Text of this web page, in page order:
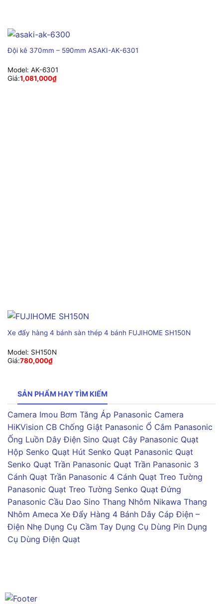
Đội kê 370mm – 590mm ASAKI-AK-6301
Model: AK-6301
Giá:1,081,000₫
Xe đẩy hàng 4 bánh sàn thép 4 bánh FUJIHOME SH150N
Model: SH150N
Giá:780,000₫
SẢN PHẨM HAY TÌM KIẾM
Camera Imou Bơm Tăng Áp Panasonic Camera
HiKVision CB Chống Giật Panasonic Ổ Cắm Panasonic
Ống Luồn Dây Điện Sino Quạt Cây Panasonic Quạt
Hộp Senko Quạt Hút Senko Quạt Panasonic Quạt
Senko Quạt Trần Panasonic Quạt Trần Panasonic 3
Cánh Quạt Trần Panasonic 4 Cánh Quạt Treo Tường
Panasonic Quạt Treo Tường Senko Quạt Đứng
Panasonic Cầu Dao Sino Thang Nhôm Nikawa Thang
Nhôm Ameca Xe Đẩy Hàng 4 Bánh Dây Cáp Điện –
Điện Nhẹ Dụng Cụ Cầm Tay Dụng Cụ Dùng Pin Dụng
Cụ Dùng Điện Quạt